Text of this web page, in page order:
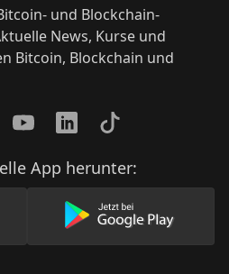
und Blockchain-
News, Kurse und
Bitcoin, Blockchain und
YouTubeLinkedInTikTok
App herunter:
App im AppStore herunter
Lade unsere